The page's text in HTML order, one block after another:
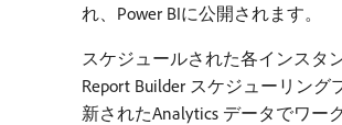
れ、Power BIに公開されます。
スケジュールされた各インスタ
Report Builder スケジューリング
新されたAnalytics データでワー